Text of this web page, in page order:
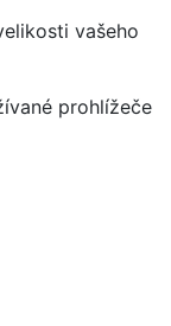
vašeho
prohlížeče